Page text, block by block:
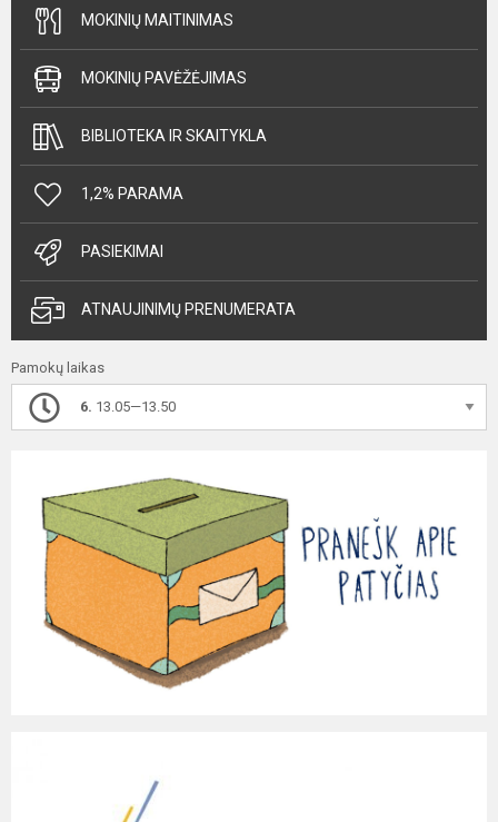
MOKINIŲ MAITINIMAS
MOKINIŲ PAVĖŽĖJIMAS
BIBLIOTEKA IR SKAITYKLA
1,2% PARAMA
PASIEKIMAI
ATNAUJINIMŲ PRENUMERATA
Pamokų laikas
6. 13.05—13.50